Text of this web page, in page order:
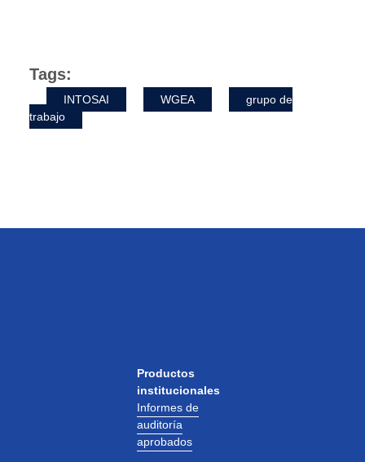
Tags:
INTOSAI WGEA
grupo de
trabajo
Productos
institucionales
Informes de
auditoría
aprobados